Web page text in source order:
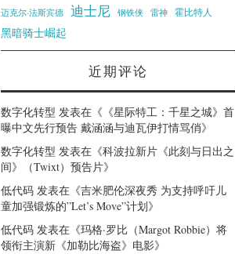
迈克尔·法斯宾德 迪士尼 钢铁侠 雷神 霍比特人
黑暗骑士崛起
近期评论
数字化转型 发表在《 《星际特工：千星之城》首
曝中文先行预告 戴涵涵与迪瓦伊打情骂俏》
数字化转型 发表在《科波拉新片《此刻与日出之
间》（Twixt）预告片》
低代码 发表在《吉米肥伦深夜秀 为支持呼吁儿
童加强锻炼的”Let’s Move”计划》
低代码 发表在《玛格·罗比（Margot Robbie）将
领衔主演新《加勒比海盗》电影》